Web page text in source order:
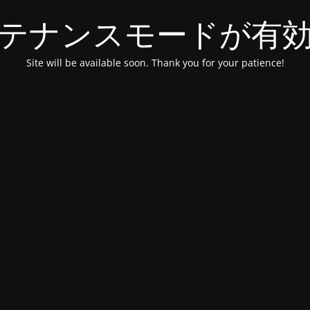
ナンスモードが有
Site will be available soon. Thank you for your patience!